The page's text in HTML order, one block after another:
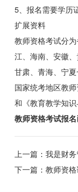
5、报名需要学历
扩展资料
教师资格考试分
江、海南、安徽
甘肃、青海、宁夏
国家统考地区教
和《教育教学知
教师资格考试报
上一篇： 我是财
下一篇： 教师资